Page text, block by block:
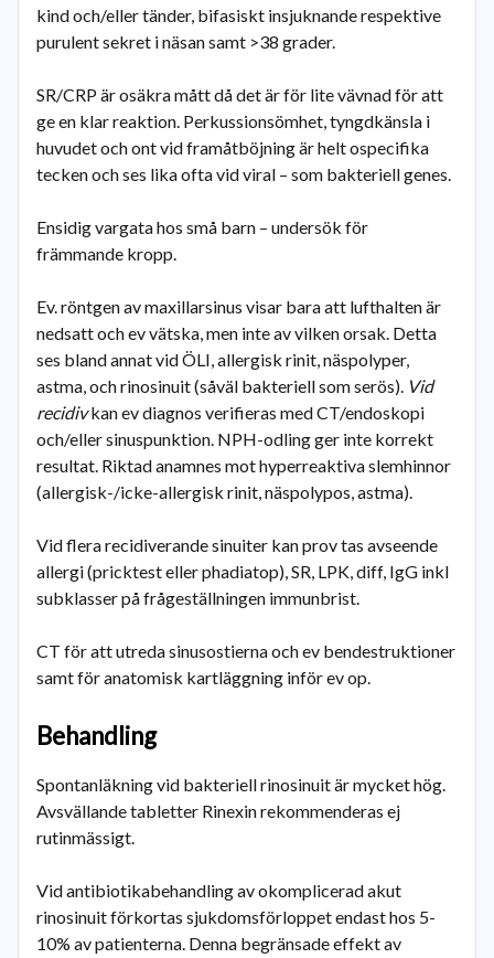
kind och/eller tänder, bifasiskt insjuknande respektive
purulent sekret i näsan samt >38 grader.
SR/CRP är osäkra mått då det är för lite vävnad för att
ge en klar reaktion. Perkussionsömhet, tyngdkänsla i
huvudet och ont vid framåtböjning är helt ospecifika
tecken och ses lika ofta vid viral – som bakteriell genes.
Ensidig vargata hos små barn – undersök för
främmande kropp.
Ev. röntgen av maxillarsinus visar bara att lufthalten är
nedsatt och ev vätska, men inte av vilken orsak. Detta
ses bland annat vid ÖLI, allergisk rinit, näspolyper,
astma, och rinosinuit (såväl bakteriell som serös). Vid
recidivkan ev diagnos verifieras med CT/endoskopi
och/eller sinuspunktion. NPH-odling ger inte korrekt
resultat. Riktad anamnes mot hyperreaktiva slemhinnor
(allergisk-/icke-allergisk rinit, näspolypos, astma).
Vid flera recidiverande sinuiter kan prov tas avseende
allergi (pricktest eller phadiatop), SR, LPK, diff, IgG inkl
subklasser på frågeställningen immunbrist.
CT för att utreda sinusostierna och ev bendestruktioner
samt för anatomisk kartläggning inför ev op.
Behandling
Spontanläkning vid bakteriell rinosinuit är mycket hög.
Avsvällande tabletter Rinexin rekommenderas ej
rutinmässigt.
Vid antibiotikabehandling av okomplicerad akut
rinosinuit förkortas sjukdomsförloppet endast hos 5-
10% av patienterna. Denna begränsade effekt av